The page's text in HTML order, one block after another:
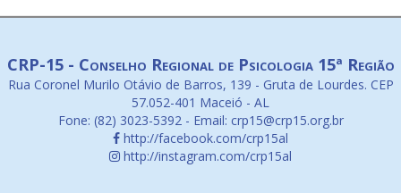
CRP-15 - Conselho Regional de Psicologia 15ª Região
Rua Coronel Murilo Otávio de Barros, 139 - Gruta de Lourdes. CEP
57.052-401 Maceió - AL
Fone: (82) 3023-5392 - Email: crp15@crp15.org.br
http://facebook.com/crp15al
http://instagram.com/crp15al